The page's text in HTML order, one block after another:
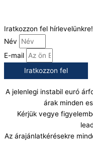
Iratkozzon fel hírlevelünkre!
Név
E-mail
Iratkozzon fel
A jelenlegi instabil euró
árak minden
Kérjük vegye
Az árajánlatkérésekre